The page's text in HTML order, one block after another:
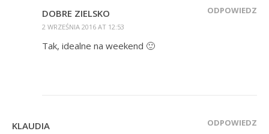
DOBRE ZIELSKO
2 WRZEŚNIA 2016 AT 12:53
ODPOWIEDZ
Tak, idealne na weekend 🙂
KLAUDIA ODPOWIEDZ